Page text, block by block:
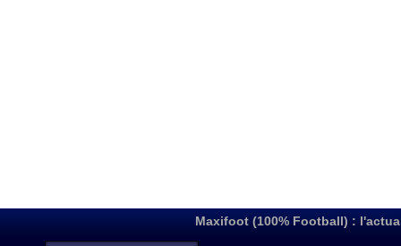
Maxifoot (100% Football) :